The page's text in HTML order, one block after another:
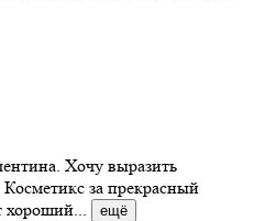
Хочу выразить
за прекрасный
хороший...
ещё